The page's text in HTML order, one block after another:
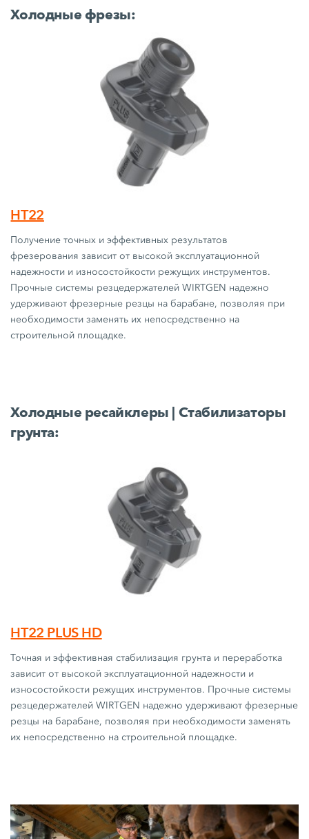
Холодные фрезы:
HT22
Получение точных и эффективных результатов
фрезерования зависит от высокой эксплуатационной
надежности и износостойкости режущих инструментов.
Прочные системы резцедержателей WIRTGEN надежно
удерживают фрезерные резцы на барабане, позволяя при
необходимости заменять их непосредственно на
строительной площадке.
Холодные ресайклеры | Стабилизаторы
грунта:
HT22 PLUS HD
Точная и эффективная стабилизация грунта и переработка
зависит от высокой эксплуатационной надежности и
износостойкости режущих инструментов. Прочные системы
резцедержателей WIRTGEN надежно удерживают фрезерные
резцы на барабане, позволяя при необходимости заменять
их непосредственно на строительной площадке.